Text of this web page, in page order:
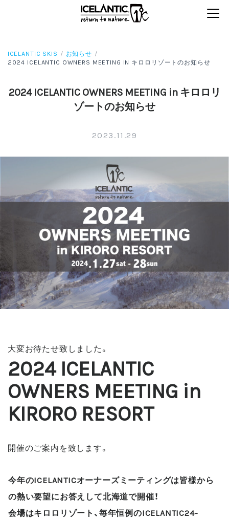
ICELANTIC SKIS
お知らせ
2024 ICELANTIC OWNERS MEETING IN キロロリゾートのお知らせ
2024 ICELANTIC OWNERS MEETING in キロロリ
ゾートのお知らせ
2023.11.29
大変お待たせ致しました。
2024 ICELANTIC
OWNERS MEETING in
KIRORO RESORT
開催のご案内を致します。
今年のICELANTICオーナーズミーティングは皆様から
の熱い要望にお答えして北海道で開催！
会場はキロロリゾート、毎年恒例のICELANTIC24-